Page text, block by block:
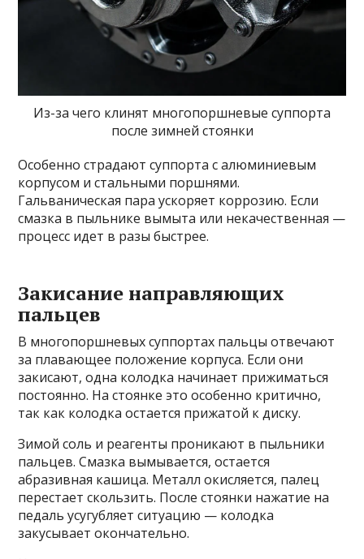
Из-за чего клинят многопоршневые суппорта
после зимней стоянки
Особенно страдают суппорта с алюминиевым
корпусом и стальными поршнями.
Гальваническая пара ускоряет коррозию. Если
смазка в пыльнике вымыта или некачественная —
процесс идет в разы быстрее.
Закисание направляющих
пальцев
В многопоршневых суппортах пальцы отвечают
за плавающее положение корпуса. Если они
закисают, одна колодка начинает прижиматься
постоянно. На стоянке это особенно критично,
так как колодка остается прижатой к диску.
Зимой соль и реагенты проникают в пыльники
пальцев. Смазка вымывается, остается
абразивная кашица. Металл окисляется, палец
перестает скользить. После стоянки нажатие на
педаль усугубляет ситуацию — колодка
закусывает окончательно.